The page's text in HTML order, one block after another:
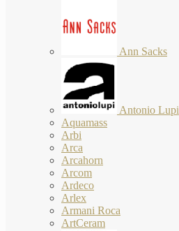
Ann Sacks
Antonio Lupi
Aquamass
Arbi
Arca
Arcahorn
Arcom
Ardeco
Arlex
Armani Roca
ArtCeram